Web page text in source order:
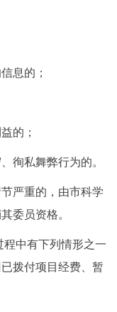
息的；
的；
私舞弊行为的。
严重的，由市科学
委员资格。
中有下列情形之一
拨付项目经费、暂